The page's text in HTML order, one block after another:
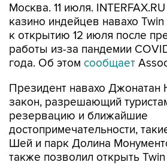
Москва. 11 июля.
казино индейцев навахо Twin
к открытию 12 июля после
работы из-за пандемии
года. Об этом сообщает
Президент навахо Джонатан
закон, разрешающий
резервацию и ближайшие
достопримечательности,
Шей и парк Долина
также позволил открыть